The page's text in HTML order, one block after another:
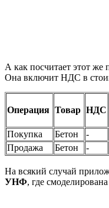
А как посчитает этот же
Она включит НДС в
Операция Товар НДС
Покупка
Бетон -
Продажа
Бетон -
На всякий случай
УНФ, где